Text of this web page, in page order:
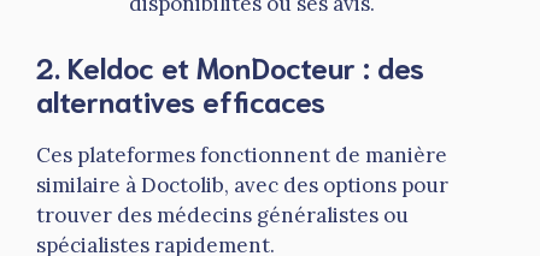
2. Keldoc et MonDocteur : des
alternatives efficaces
Ces plateformes fonctionnent de manière
similaire à Doctolib, avec des options pour
trouver des médecins généralistes ou
spécialistes rapidement.